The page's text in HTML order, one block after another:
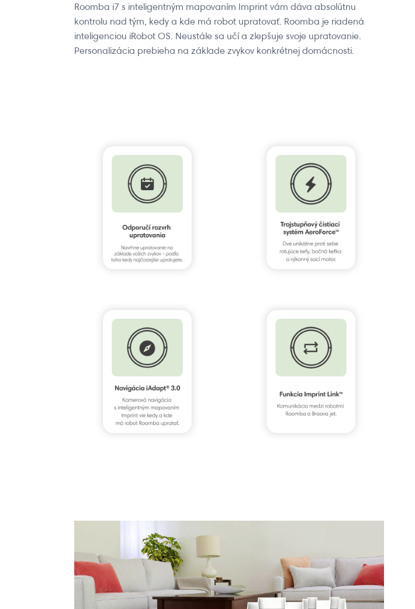
Roomba i7 s inteligentným mapovaním Imprint vám dáva absolútnu
kontrolu nad tým, kedy a kde má robot upratovať. Roomba je riadená
inteligenciou iRobot OS. Neustále sa učí a zlepšuje svoje upratovanie.
Personalizácia prebieha na základe zvykov konkrétnej domácnosti.